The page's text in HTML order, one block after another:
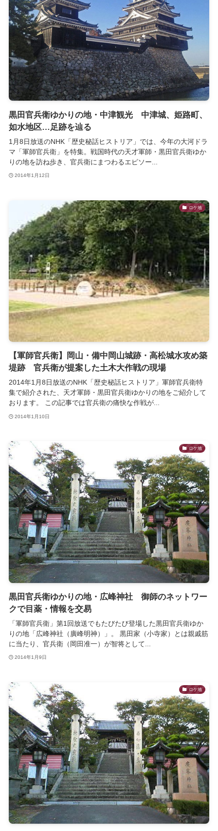
黒田官兵衛ゆかりの地・中津観光 中津城、姫路町、
如水地区…足跡を辿る
1月8日放送のNHK「歴史秘話ヒストリア」では、今年の大河ドラ
マ「軍師官兵衛」を特集。戦国時代の天才軍師・黒田官兵衛ゆか
りの地を訪ね歩き、官兵衛にまつわるエピソー...
2014年1月12日
ロケ地
【軍師官兵衛】岡山・備中岡山城跡・高松城水攻め築
堤跡 官兵衛が提案した土木大作戦の現場
2014年1月8日放送のNHK「歴史秘話ヒストリア」軍師官兵衛特
集で紹介された、天才軍師・黒田官兵衛ゆかりの地をご紹介して
おります。 この記事では官兵衛の痛快な作戦が...
2014年1月10日
ロケ地
黒田官兵衛ゆかりの地・広峰神社 御師のネットワー
クで目薬・情報を交易
「軍師官兵衛」第1回放送でもたびたび登場した黒田官兵衛ゆか
りの地「広峰神社（廣峰明神）」。 黒田家（小寺家）とは親戚筋
に当たり、官兵衛（岡田准一）が智将として...
2014年1月9日
ロケ地